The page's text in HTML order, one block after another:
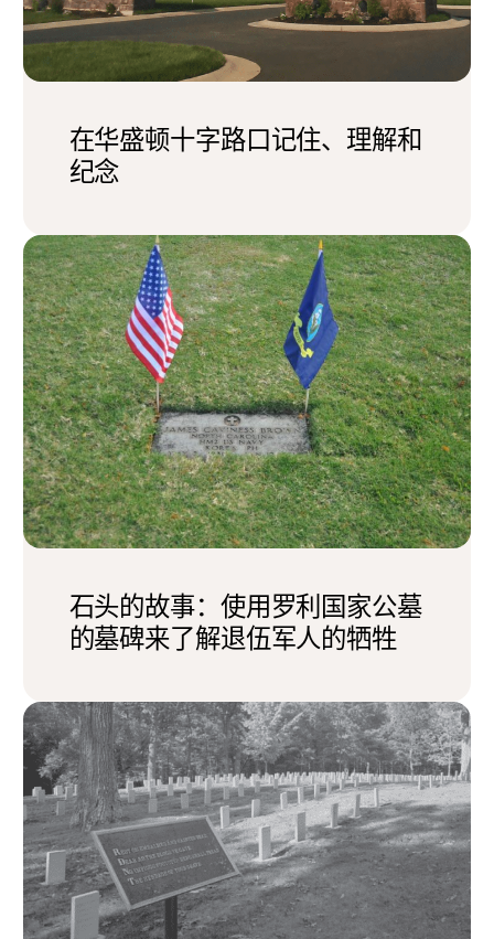
在华盛顿十字路口记住、理解和
纪念
石头的故事：使用罗利国家公墓
的墓碑来了解退伍军人的牺牲